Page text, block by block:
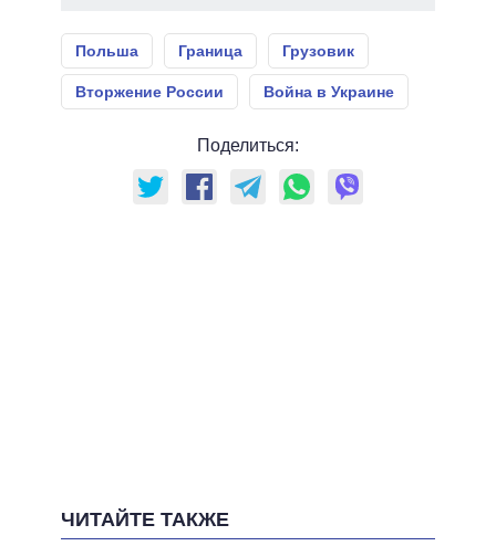
Польша Граница Грузовик
Вторжение России Война в Украине
Поделиться:
ЧИТАЙТЕ ТАКЖЕ